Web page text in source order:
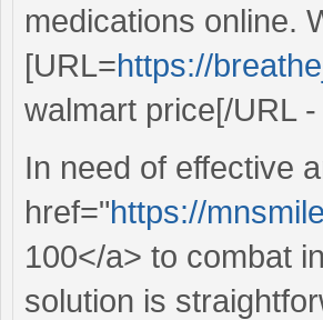
medications online.
[URL=https://
walmart price[/URL
In need of effective
href="https://
100</a> to combat
solution is